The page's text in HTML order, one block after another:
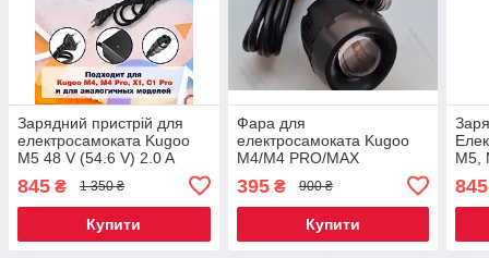
Зарядний пристрій для
електросамоката Kugoo
M5 48 V (54.6 V) 2.0 A
845 ₴ 1 350 ₴
Купити
Фара для
електросамоката Kugoo
M4/M4 PRO/MAX
395₴ 900 ₴
Купити
M5,
845